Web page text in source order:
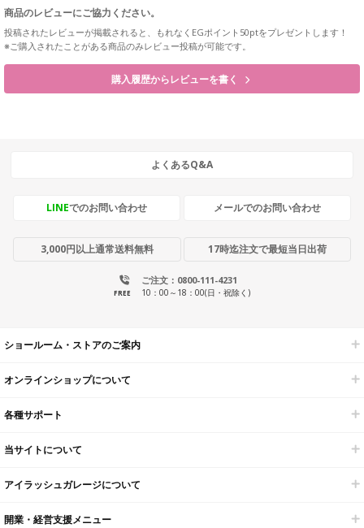
商品のレビューにご協力ください。
投稿されたレビューが掲載されると、もれなくEGポイント50ptをプレゼントします！
※ご購入されたことがある商品のみレビュー投稿が可能です。
購入履歴からレビューを書く
よくあるQ&A
LINEでのお問い合わせ メールでのお問い合わせ
3,000円以上通常送料無料 17時迄注文で最短当日出荷
ご注文：0800-111-4231
FREE 10：00～18：00(日・祝除く)
ショールーム・ストアのご案内
オンラインショップについて
各種サポート
当サイトについて
アイラッシュガレージについて
開業・経営支援メニュー